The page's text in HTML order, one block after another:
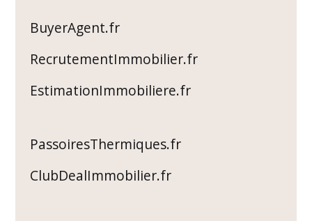
BuyerAgent.fr
RecrutementImmobilier.fr
EstimationImmobiliere.fr
PassoiresThermiques.fr
ClubDealImmobilier.fr